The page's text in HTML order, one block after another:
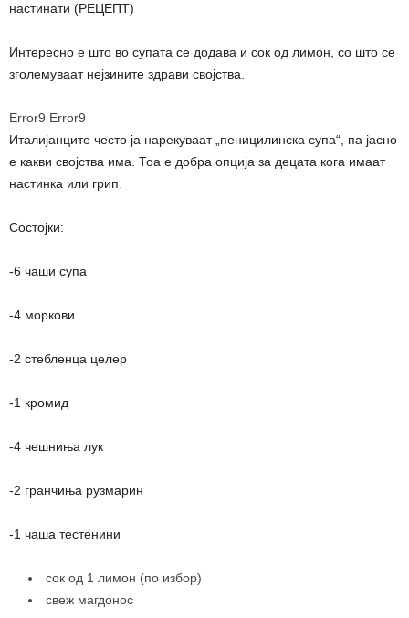
настинати (РЕЦЕПТ)
Интересно е што во супата се додава и сок од лимон, со што се
зголемуваат нејзините здрави својства.
Error9 Error9
Италијанците често ја нарекуваат „пеницилинска супа“, па јасно
е какви својства има. Тоа е добра опција за децата кога имаат
настинка или грип.
Состојки:
-6 чаши супа
-4 моркови
-2 стебленца целер
-1 кромид
-4 чешниња лук
-2 гранчиња рузмарин
-1 чаша тестенини
сок од 1 лимон (по избор)
свеж магдонос